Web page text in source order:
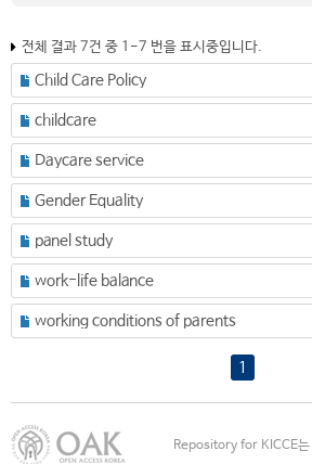
전체 결과 7건 중 1-7 번을 표시중입니다.
Child Care Policy
childcare
Daycare service
Gender Equality
panel study
work-life balance
working conditions of parents
1
Repository for KICCE는